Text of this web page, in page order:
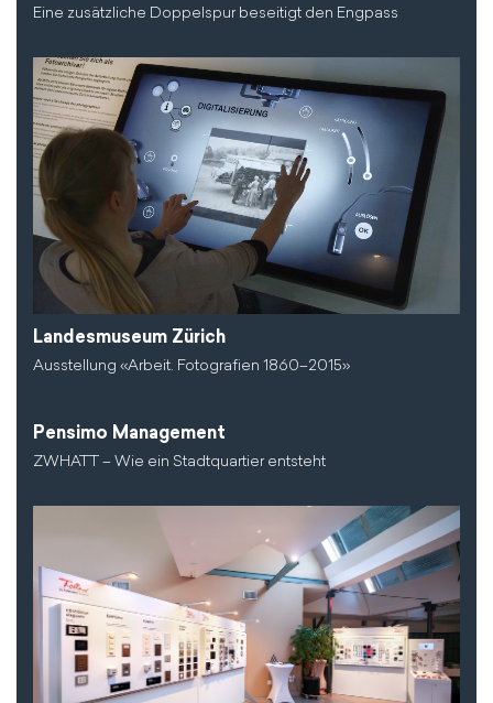
Eine zusätzliche Doppelspur beseitigt den Engpass
Landesmuseum Zürich
Ausstellung «Arbeit. Fotografien 1860–2015»
Pensimo Management
ZWHATT – Wie ein Stadtquartier entsteht